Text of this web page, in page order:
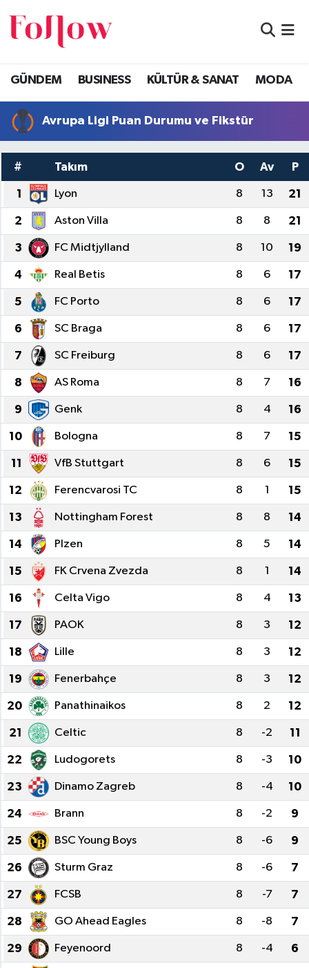
GÜNDEM BUSINESS KÜLTÜR & SANAT MODA
Avrupa Ligi Puan Durumu ve Fikstür
# Takım O Av P
1 Lyon 8 13 21
2 Aston Villa 8 8 21
3 FC Midtjylland 8 10 19
4 Real Betis 8 6 17
5 FC Porto 8 6 17
6 SC Braga 8 6 17
7 SC Freiburg 8 6 17
8 AS Roma 8 7 16
9 Genk 8 4 16
10 Bologna 8 7 15
11 VfB Stuttgart 8 6 15
12 Ferencvarosi TC 8 1 15
13 Nottingham Forest 8 8 14
14 Plzen 8 5 14
15 FK Crvena Zvezda 8 1 14
16 Celta Vigo 8 4 13
17 PAOK 8 3 12
18 Lille 8 3 12
19 Fenerbahçe 8 3 12
20 Panathinaikos 8 2 12
21 Celtic 8 -2 11
22 Ludogorets 8 -3 10
23 Dinamo Zagreb 8 -4 10
24 Brann 8 -2 9
25 BSC Young Boys 8 -6 9
26 Sturm Graz 8 -6 7
27 FCSB 8 -7 7
28 GO Ahead Eagles 8 -8 7
29 Feyenoord 8 -4 6
GÜNDEM
BUSINESS
KÜLTÜR & SANAT
EĞİTİM
SAĞLIK & SPOR
Eskişehir Nöbetçi Eczaneler
Eskişehir Hava Durumu
Eskişehir Namaz Vakitleri
Süper Lig Puan Durumu ve Fikstür
Tüm Manşetler
Son Dakika Haberleri
Haber Arşivi